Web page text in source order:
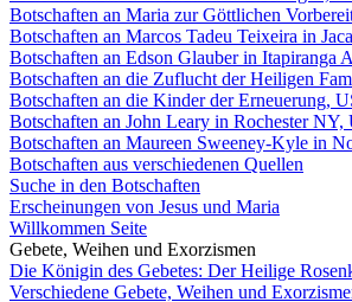
Botschaften an Maria zur Göttlichen
Botschaften an Marcos Tadeu Teixeira in
Botschaften an Edson Glauber in Itapiranga
Botschaften an die Zuflucht der Heiligen
Botschaften an die Kinder der Erneuerung,
Botschaften an John Leary in Rochester NY,
Botschaften an Maureen Sweeney-Kyle in
Botschaften aus verschiedenen Quellen
Suche in den Botschaften
Erscheinungen von Jesus und Maria
Willkommen Seite
Gebete, Weihen und Exorzismen
Die Königin des Gebetes: Der Heilige
Verschiedene Gebete, Weihen und